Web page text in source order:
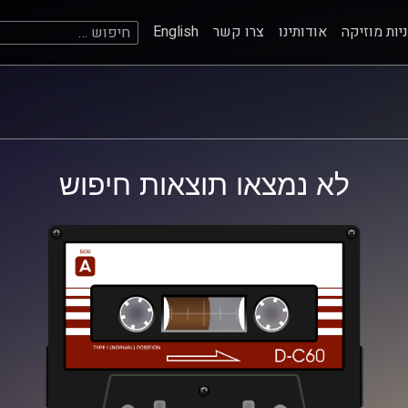
מוזיקה אודותינו צרו קשר English חיפוש:
לא נמצאו תוצאות חיפוש